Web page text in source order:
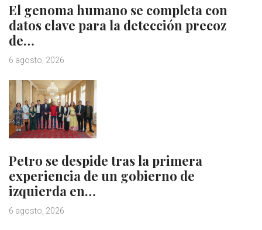
El genoma humano se completa con
datos clave para la detección precoz
de…
6 agosto, 2026
Petro se despide tras la primera
experiencia de un gobierno de
izquierda en…
6 agosto, 2026